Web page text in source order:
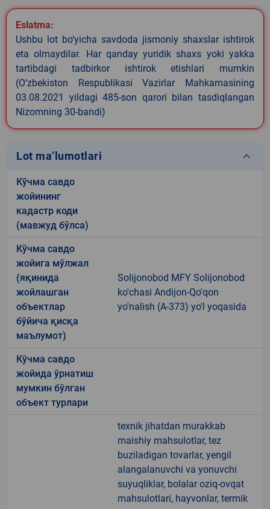
Eslatma:
Ushbu lot bo‘yicha savdoda jismoniy shaxslar ishtirok
eta olmaydilar. Har qanday yuridik shaxs yoki yakka
tartibdagi tadbirkor ishtirok etishlari mumkin
(O‘zbekiston Respublikasi Vazirlar Mahkamasining
03.08.2021 yildagi 485-son qarori bilan tasdiqlangan
Nizomning 30-bandi)
Lot ma’lumotlari keyboard_arrow_down
Кўчма савдо
жойининг
кадастр коди
(мавжуд бўлса)
Кўчма савдо
жойига мўлжал
(яқинида
жойлашган
объектлар
бўйича қисқа
маълумот)
Solijonobod MFY Solijonobod
ko'chasi Andijon-Qo'qon
yo'nalish (A-373) yo'l yoqasida
Кўчма савдо
жойида ўрнатиш
мумкин бўлган
объект турлари
texnik jihatdan murakkab
maishiy mahsulotlar, tez
buziladigan tovarlar, yengil
alangalanuvchi va yonuvchi
suyuqliklar, bolalar oziq-ovqat
mahsulotlari, hayvonlar, termik